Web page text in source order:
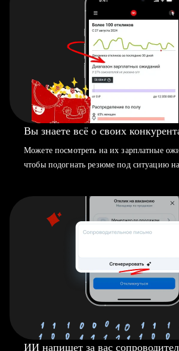
Вы знаете всё о своих
Можете посмотреть на их зарплатные
чтобы подогнать резюме под ситуацию
ИИ напишет за вас